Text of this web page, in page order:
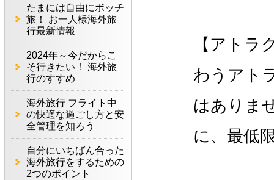
【アト
わうアト
はありま
に、最低
たまには自由にボッチ
旅！ お一人様海外旅
行最新情報
2024年～今だからこ
そ行きたい！ 海外旅
行のすすめ
海外旅行 フライト中
の快適な過ごし方と安
全管理を知ろう
自分にいちばん合った
海外旅行をするための
2つのポイント